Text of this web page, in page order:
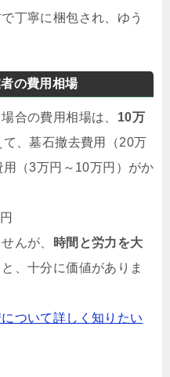
丁寧に梱包され、ゆう
の費用相場
合の費用相場は、 10万
、墓石撤去費用（20万
（3万円～10万円）がか
んが、
時間と労力を大
、十分に価値がありま
ついて詳しく知りたい